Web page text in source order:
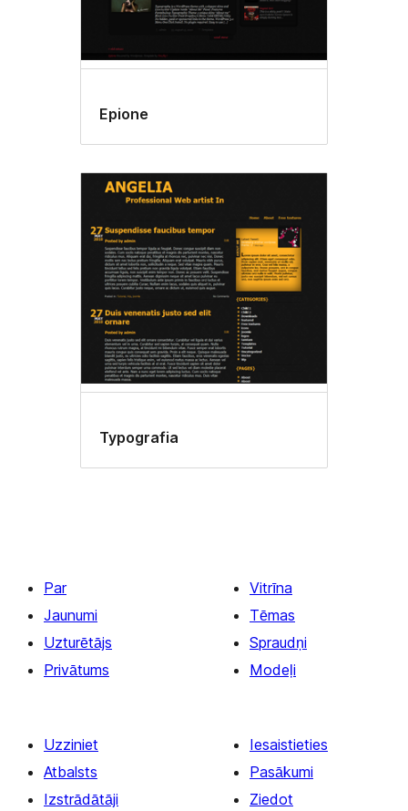
Epione
Typografia
Par
Jaunumi
Uzturētājs
Privātums
Vitrīna
Tēmas
Spraudņi
Modeļi
Uzziniet
Atbalsts
Izstrādātāji
Iesaistieties
Pasākumi
Ziedot